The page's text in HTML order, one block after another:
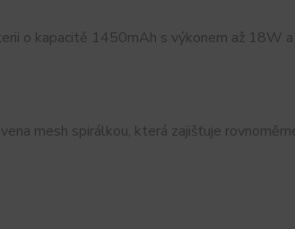
o kapacitě 1450mAh s výkonem až 18W
mesh spirálkou, která zajišťuje